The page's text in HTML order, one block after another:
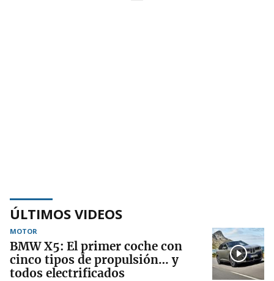
ÚLTIMOS VIDEOS
MOTOR
BMW X5: El primer coche con
cinco tipos de propulsión… y
todos electrificados